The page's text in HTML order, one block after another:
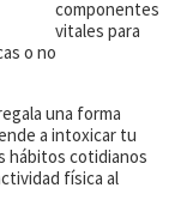
componentes
vitales para
o no
una forma
a intoxicar tu
hábitos cotidianos
física al